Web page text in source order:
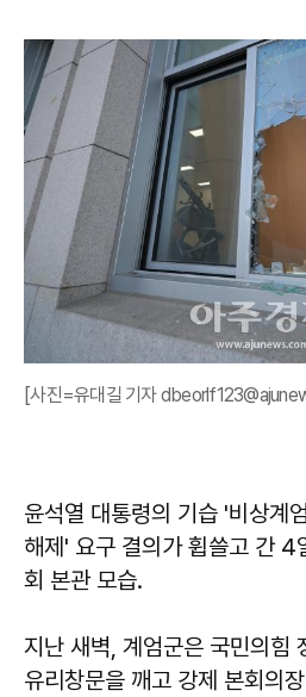
[사진=유대길 기자
윤석열 대통령의 기습 '비상계
해제' 요구 결의가 휩쓸고 간 4
회 본관 모습.
지난 새벽, 계엄군은 국민의힘
유리창문을 깨고 강제 본회의